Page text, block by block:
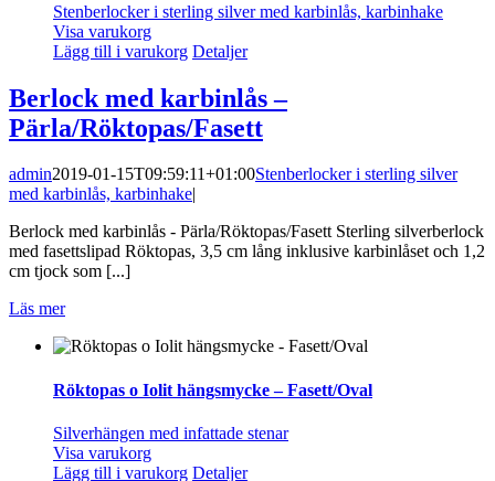
Stenberlocker i sterling silver med karbinlås, karbinhake
Visa varukorg
Lägg till i varukorg Detaljer
Berlock med karbinlås –
Pärla/Röktopas/Fasett
admin2019-01-15T09:59:11+01:00Stenberlocker i sterling silver
med karbinlås, karbinhake|
Berlock med karbinlås - Pärla/Röktopas/Fasett Sterling silverberlock
med fasettslipad Röktopas, 3,5 cm lång inklusive karbinlåset och 1,2
cm tjock som [...]
Läs mer
Röktopas o Iolit hängsmycke – Fasett/Oval
Silverhängen med infattade stenar
Visa varukorg
Lägg till i varukorg Detaljer